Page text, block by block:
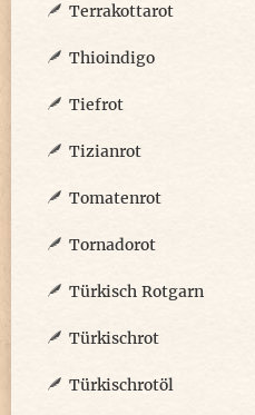
Terrakottarot
Thioindigo
Tiefrot
Tizianrot
Tomatenrot
Tornadorot
Türkisch Rotgarn
Türkischrot
Türkischrotöl